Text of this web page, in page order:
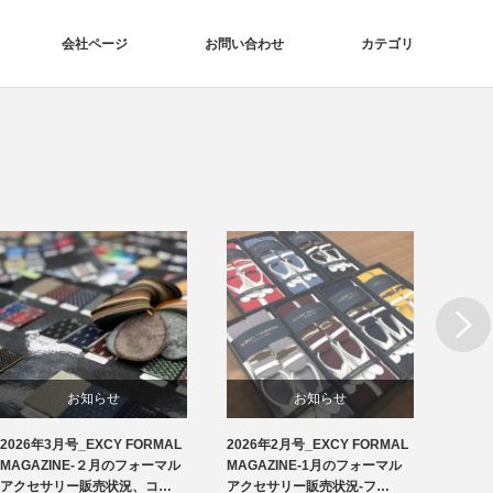
会社ページ お問い合わせ カテゴリ
お知らせ
洲鎌ブログ
2026年3月号_EXCY FORMAL
MAGAZINE-２月のフォーマル
アクセサリー販売状況、コ…
お知らせ
フォーマルアクセサリー
2026年2月号_EXCY FORMAL
MAGAZINE-1月のフォーマル
アクセサリー販売状況-フ…
Next